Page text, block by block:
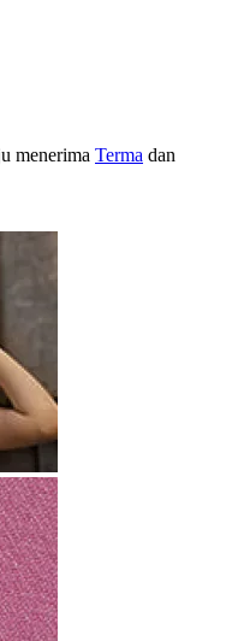
menerima Terma dan